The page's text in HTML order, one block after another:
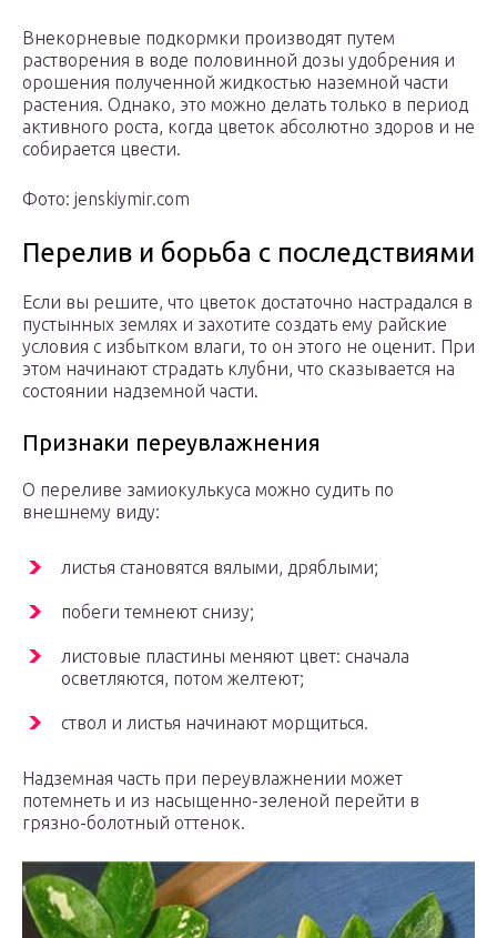
Внекорневые подкормки производят путем
растворения в воде половинной дозы удобрения и
орошения полученной жидкостью наземной части
растения. Однако, это можно делать только в период
активного роста, когда цветок абсолютно здоров и не
собирается цвести.
Фото: jenskiymir.com
Перелив и борьба с последствиями
Если вы решите, что цветок достаточно настрадался в
пустынных землях и захотите создать ему райские
условия с избытком влаги, то он этого не оценит. При
этом начинают страдать клубни, что сказывается на
состоянии надземной части.
Признаки переувлажнения
О переливе замиокулькуса можно судить по
внешнему виду:
листья становятся вялыми, дряблыми;
побеги темнеют снизу;
листовые пластины меняют цвет: сначала
осветляются, потом желтеют;
ствол и листья начинают морщиться.
Надземная часть при переувлажнении может
потемнеть и из насыщенно-зеленой перейти в
грязно-болотный оттенок.